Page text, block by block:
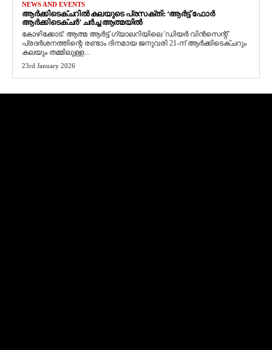
NEWS AND EVENTS
ആർക്കിടെക്ചറിൽ കലയുടെ പ്രസക്തി: ‘ആർട്ട് ഫോർ
ആർക്കിടെക്ചർ’ ചർച്ച ആത്മയിൽ
​കോഴിക്കോട്: ആത്മ ആർട്ട് ഗ്യാലറിയിലെ 'ഡിയർ വിൻസെന്റ്'
പ്രദർശനത്തിന്റെ രണ്ടാം ദിനമായ ജനുവരി 21-ന് ആർക്കിടെക്ചറും
കലയും തമ്മിലുള്ള...
23rd January 2026